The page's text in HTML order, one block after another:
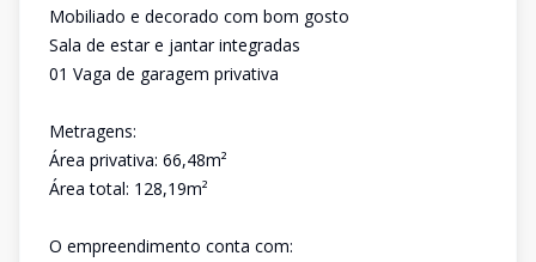
Mobiliado e decorado com bom gosto
Sala de estar e jantar integradas
01 Vaga de garagem privativa
Metragens:
Área privativa: 66,48m²
Área total: 128,19m²
O empreendimento conta com: